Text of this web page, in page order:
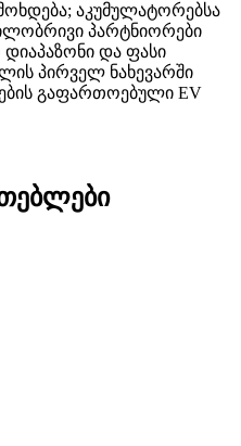
აკუმულატორებსა
პარტნიორები
და ფასი
პირველ ნახევარში
გაფართოებული EV